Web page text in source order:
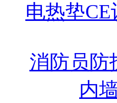
电热垫
消防员防
内